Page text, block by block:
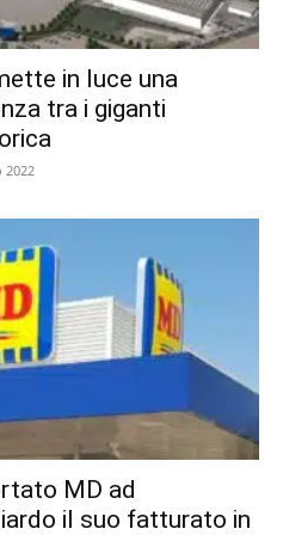
in luce una
tra i giganti
2022
MD ad
il suo fatturato in